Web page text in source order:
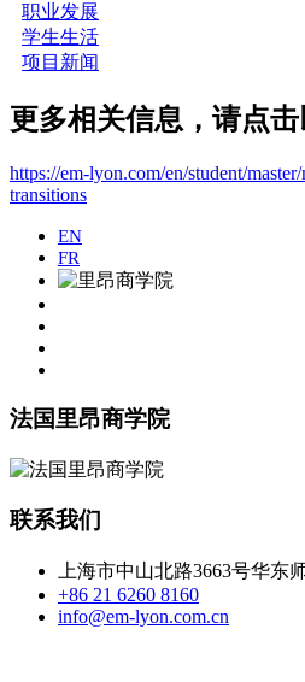
职业发展
学生生活
项目新闻
更多相关信息，请点击
https://em-lyon.com/en/student/
transitions
EN
FR
法国里昂商学院
联系我们
上海市中山北路3663号华东
+86 21 6260 8160
info@em-lyon.com.cn